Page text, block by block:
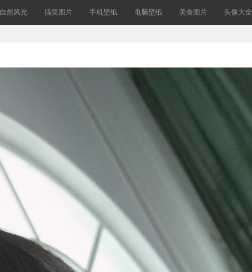
自然风光 搞笑图片 手机壁纸 电脑壁纸 美食图片 头像大全